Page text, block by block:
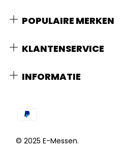
POPULAIRE MERKEN
KLANTENSERVICE
INFORMATIE
© 2025 E-Messen.